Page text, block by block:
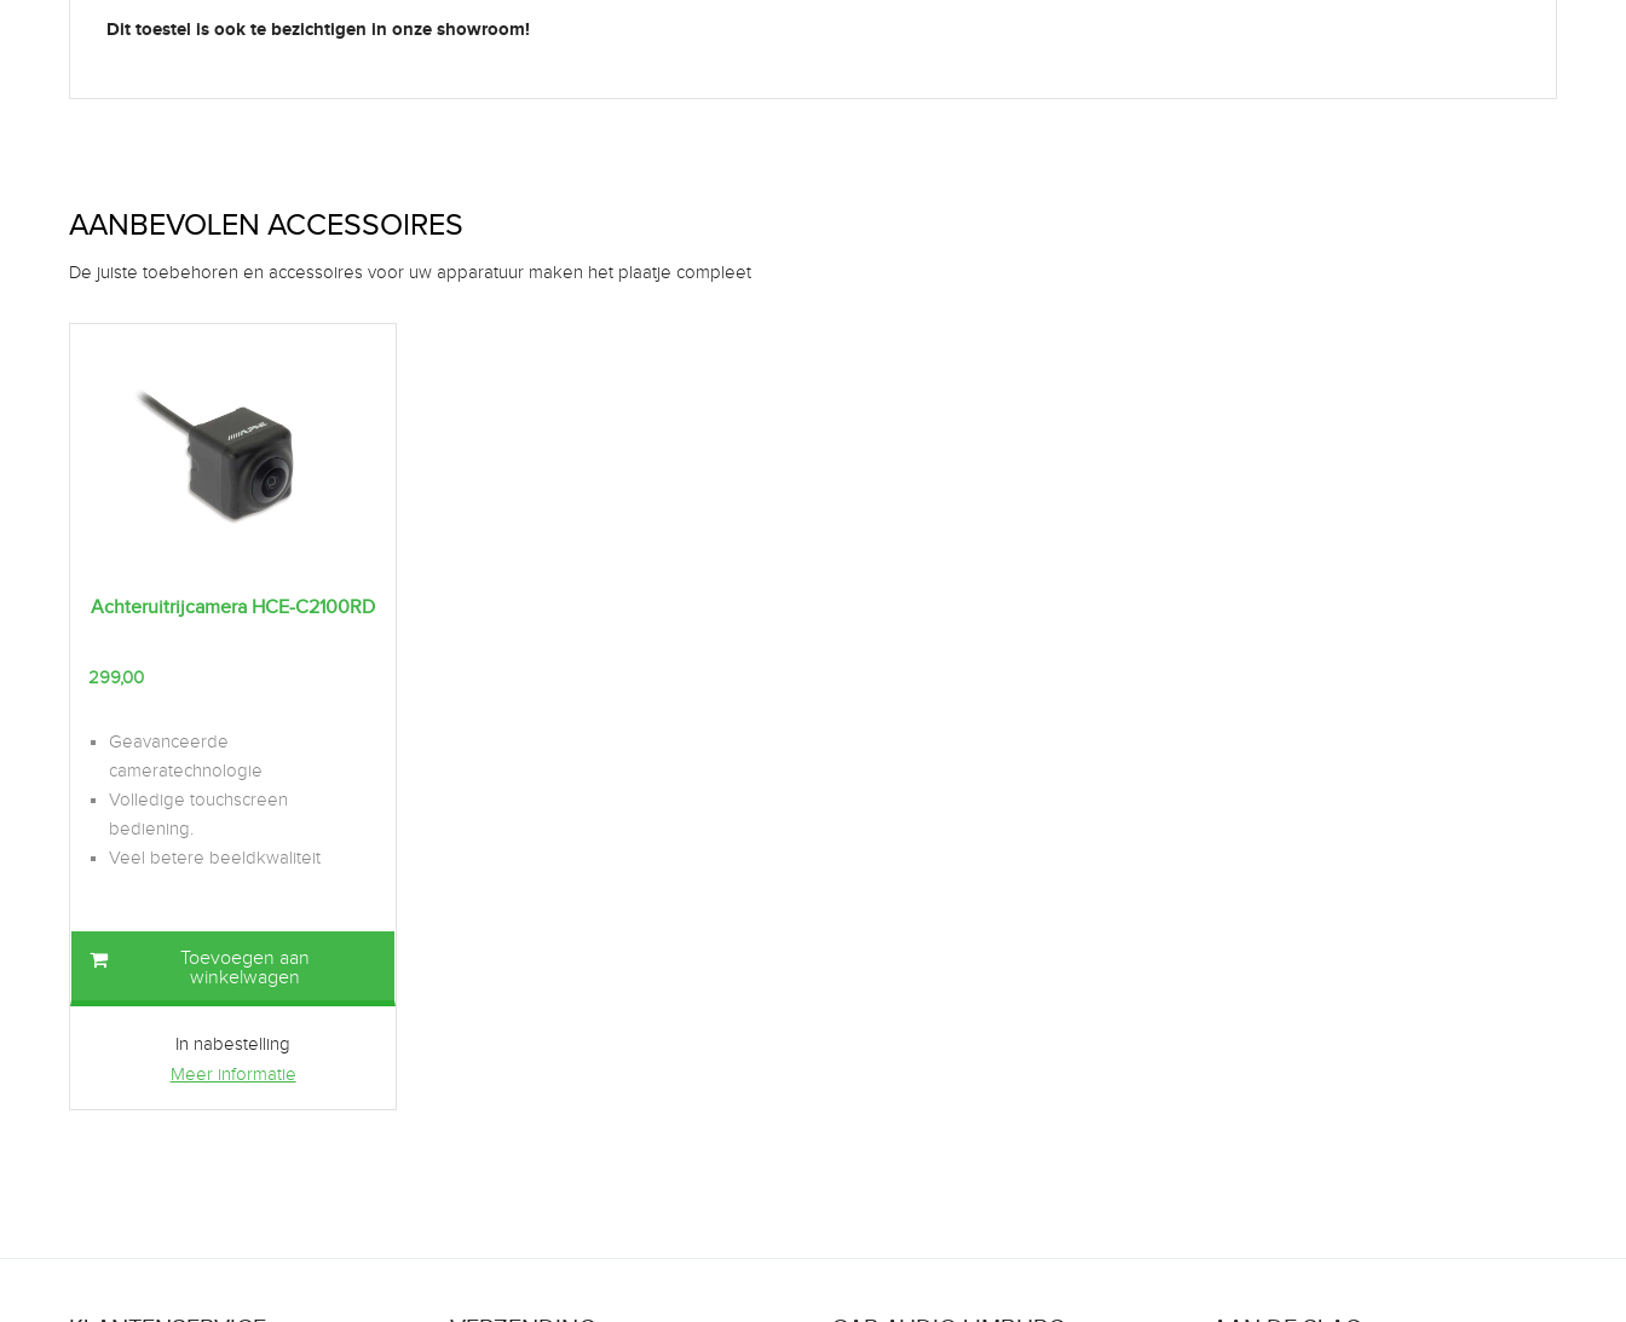
Dit toestel is ook te bezichtigen in onze showroom!
AANBEVOLEN ACCESSOIRES
De juiste toebehoren en accessoires voor uw apparatuur maken het plaatje compleet
Achteruitrijcamera HCE-C2100RD
299,00
Geavanceerde
cameratechnologie
Volledige touchscreen
bediening.
Veel betere beeldkwaliteit
Toevoegen aan
winkelwagen
In nabestelling
Meer informatie